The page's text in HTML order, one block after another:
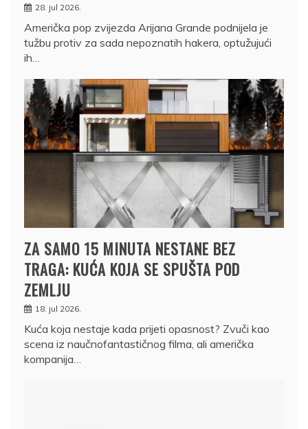
28. jul 2026.
Američka pop zvijezda Arijana Grande podnijela je
tužbu protiv za sada nepoznatih hakera, optužujući
ih…
ZA SAMO 15 MINUTA NESTANE BEZ
TRAGA: KUĆA KOJA SE SPUŠTA POD
ZEMLJU
18. jul 2026.
Kuća koja nestaje kada prijeti opasnost? Zvuči kao
scena iz naučnofantastičnog filma, ali američka
kompanija…